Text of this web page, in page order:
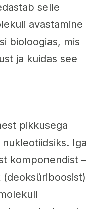
selle
avastamine
bioloogias, mis
ja kuidas see
pikkusega
Iga
komponendist –